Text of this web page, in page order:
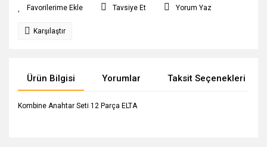
Tavsiye Et Yorum Yaz
Karşılaştır
Ürün Bilgisi Yorumlar Taksit Seçenekleri
Kombine Anahtar Seti 12 Parça ELTA